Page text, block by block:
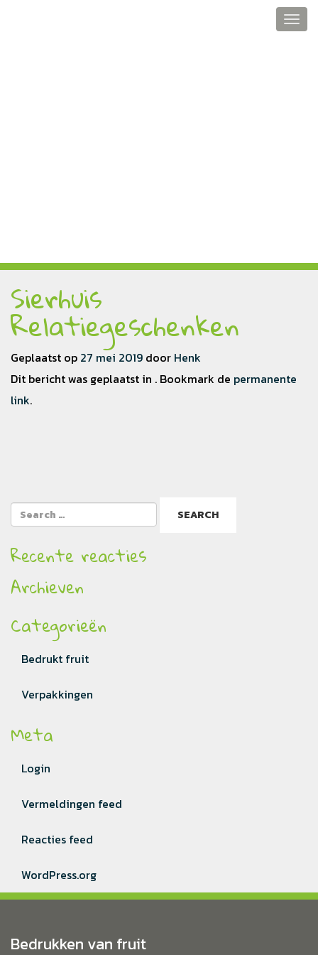
Sierhuis
Relatiegeschenken
Geplaatst op 27 mei 2019 door Henk
Dit bericht was geplaatst in . Bookmark de permanente
link.
Recente reacties
Archieven
Categorieën
Bedrukt fruit
Verpakkingen
Meta
Login
Vermeldingen feed
Reacties feed
WordPress.org
Bedrukken van fruit